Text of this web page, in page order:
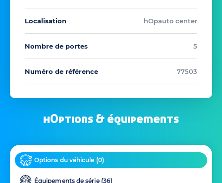
Localisation hOpauto center
Nombre de portes 5
Numéro de référence 77503
hOptions & équipements
Options du véhicule (0)
Équipements de série (36)